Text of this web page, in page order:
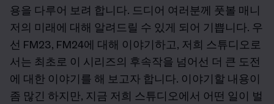
용을 다루어 보려 합니다. 드디어 여러분께 풋볼 매니
저의 미래에 대해 알려드릴 수 있게 되어 기쁩니다. 우
선 FM23, FM24에 대해 이야기하고, 저희 스튜디오로
서는 최초로 이 시리즈의 후속작을 넘어선 더 큰 도전
에 대한 이야기를 해 보고자 합니다. 이야기할 내용이
좀 많긴 하지만, 지금 저희 스튜디오에서 어떤 일이 벌